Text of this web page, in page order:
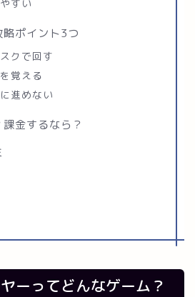
すい
ポイント3つ
クで回す
覚える
進めない
金するなら？
ーってどんなゲーム？